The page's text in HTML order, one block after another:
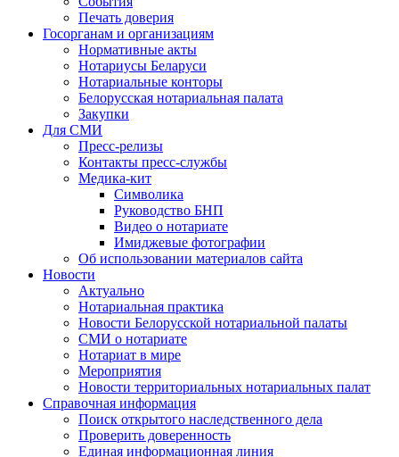
Печать доверия
Госорганам и организациям
Нормативные акты
Нотариусы Беларуси
Нотариальные конторы
Белорусская нотариальная палата
Закупки
Для СМИ
Пресс-релизы
Контакты пресс-службы
Медика-кит
Символика
Руководство БНП
Видео о нотариате
Имиджевые фотографии
Об использовании материалов сайта
Новости
Актуально
Нотариальная практика
Новости Белорусской нотариальной палаты
СМИ о нотариате
Нотариат в мире
Мероприятия
Новости территориальных нотариальных палат
Справочная информация
Поиск открытого наследственного дела
Проверить доверенность
Единая информационная линия